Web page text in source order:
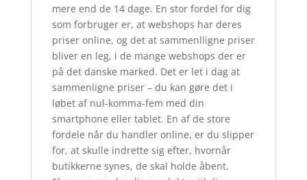
mere end de 14 dage. En stor fordel for dig
som forbruger er, at webshops har deres
priser online, og det at sammenlligne priser
bliver en leg, i de mange webshops der er
på det danske marked. Det er let i dag at
sammenligne priser – du kan gøre det i
løbet af nul-komma-fem med din
smartphone eller tablet. En af de store
fordele når du handler online, er du slipper
for, at skulle indrette sig efter, hvornår
butikkerne synes, de skal holde åbent.